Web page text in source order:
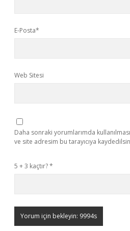
E-Posta*
Web Sitesi
Daha sonraki yorumlarımda
ve site adresim bu tarayıcıya
5 + 3 kaçtır?*